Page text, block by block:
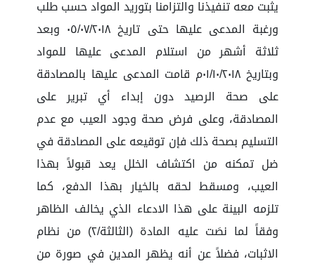
يثبت معه تنفيذنا والتزامنا بتوريد المواد حسب طلب
ورغبة المدعى عليها حتى تاريخ ٠٥/٠٧/٢٠١٨ وبعد
ثلاثة أشهر من استلام المدعى عليها للمواد
وبتاريخ ٠١/١٠/٢٠١٨م قامت المدعى عليها بالمصادقة
على صحة الرصيد دون إبداء أي تبرير على
المصادقة، وعلى فرض صحة وجود العيب مع عدم
التسليم بصحة ذلك فإن توقيعه على المصادقة في
ضل تمكنه من اكتشاف الخلل يعد قبولاً بهذا
العيب، ومسقط لحقه بالخيار بهذا الدفع، كما
تلزمه البينة على هذا الادعاء الذي يخالف الظاهر
وفقاً لما نصَت عليه المادة (الثالثة/٢) من نظام
الاثبات، فضلاً عن أنه يظهر المدين في صورة من